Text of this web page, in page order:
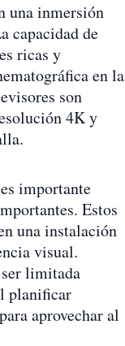
una inmersión
capacidad de
ricas y
en la
son
4K y
importante
Estos
una instalación
visual.
limitada
planificar
aprovechar al